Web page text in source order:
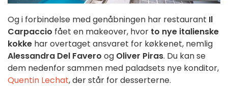
Og i forbindelse med genåbningen har restaurant Il
Carpaccio fået en makeover, hvor to nye italienske
kokke har overtaget ansvaret for køkkenet, nemlig
Alessandra Del Favero og Oliver Piras. Du kan se
dem nedenfor sammen med paladsets nye konditor,
Quentin Lechat, der står for desserterne.